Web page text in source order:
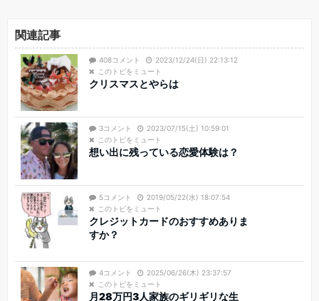
関連記事
408コメント
2023/12/24(日) 22:13:12
このトピをミュート
クリスマスとやらは
3コメント
2023/07/15(土) 10:59:01
このトピをミュート
想い出に残っている恋愛体験は？
5コメント
2019/05/22(水) 18:07:54
このトピをミュート
クレジットカードのおすすめありま
すか？
4コメント
2025/06/26(木) 23:37:57
このトピをミュート
月28万円3人家族のギリギリな生